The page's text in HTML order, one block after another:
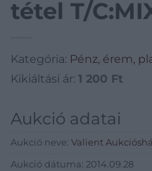
tétel T/
Kategória: Pénz, érem,
Kikiáltási ár: 1 200 Ft
Aukció adatai
Aukció neve: Valient
Aukció dátuma: 2014.09.28